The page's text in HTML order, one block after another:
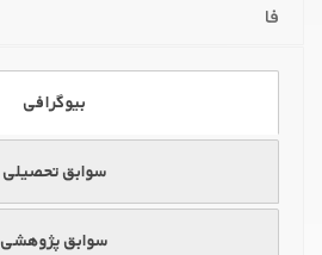
فا
بیوگرافی
سوابق تحصیلی
سوابق پژوهشی